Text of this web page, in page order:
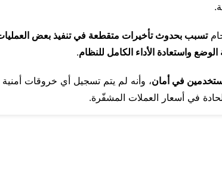
تسبب بحدوث تأخيرات متقطعة في تنفيذ بعض
واستعادة الأداء الكامل للنظام.
في أمان، وأنه لم يتم تسجيل أي خروقات
في أسعار العملات المشفّرة.